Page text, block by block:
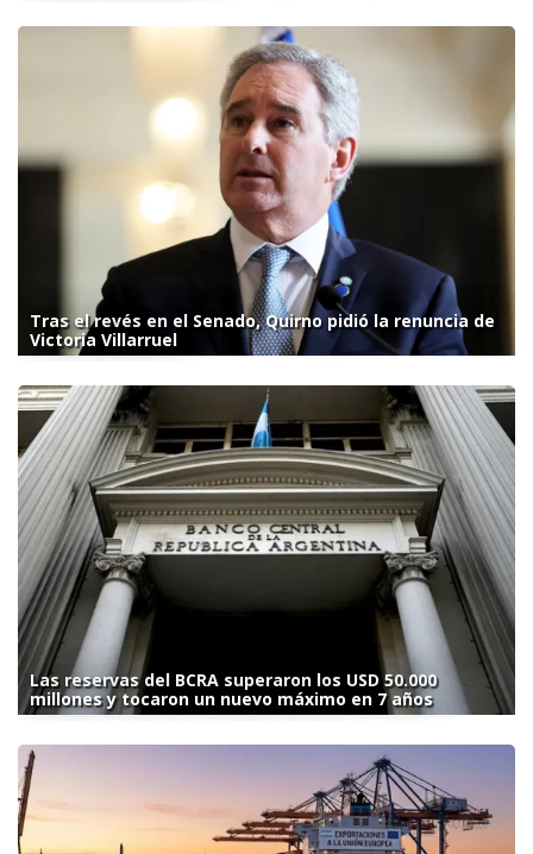
Tras el revés en el Senado, Quirno pidió la renuncia de
Victoria Villarruel
Las reservas del BCRA superaron los USD 50.000
millones y tocaron un nuevo máximo en 7 años